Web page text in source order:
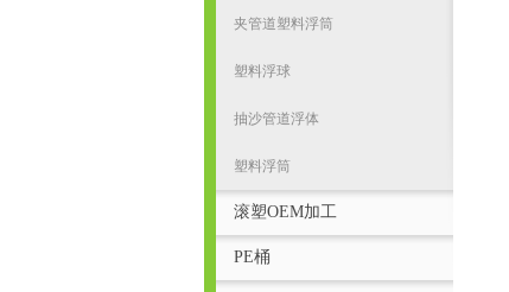
夹管道塑料浮筒
塑料浮球
抽沙管道浮体
塑料浮筒
滚塑OEM加工
PE桶